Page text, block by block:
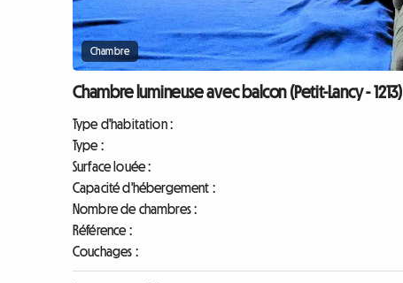
Chambre
Chambre lumineuse avec balcon (Petit-Lancy - 1213)
Type d'habitation :
Type :
Surface louée :
Capacité d'hébergement :
Nombre de chambres :
Référence :
Couchages :